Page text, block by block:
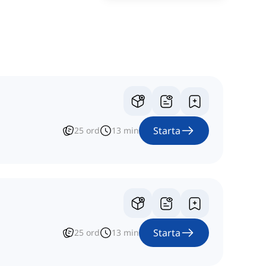
25 ord 13 min Starta
25 ord 13 min Starta